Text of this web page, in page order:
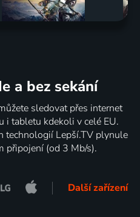
a bez sekání
sledovat přes internet
i tabletu kdekoli v celé EU.
technologií Lepší.TV plynule
připojení (od 3 Mb/s).
Další zařízení